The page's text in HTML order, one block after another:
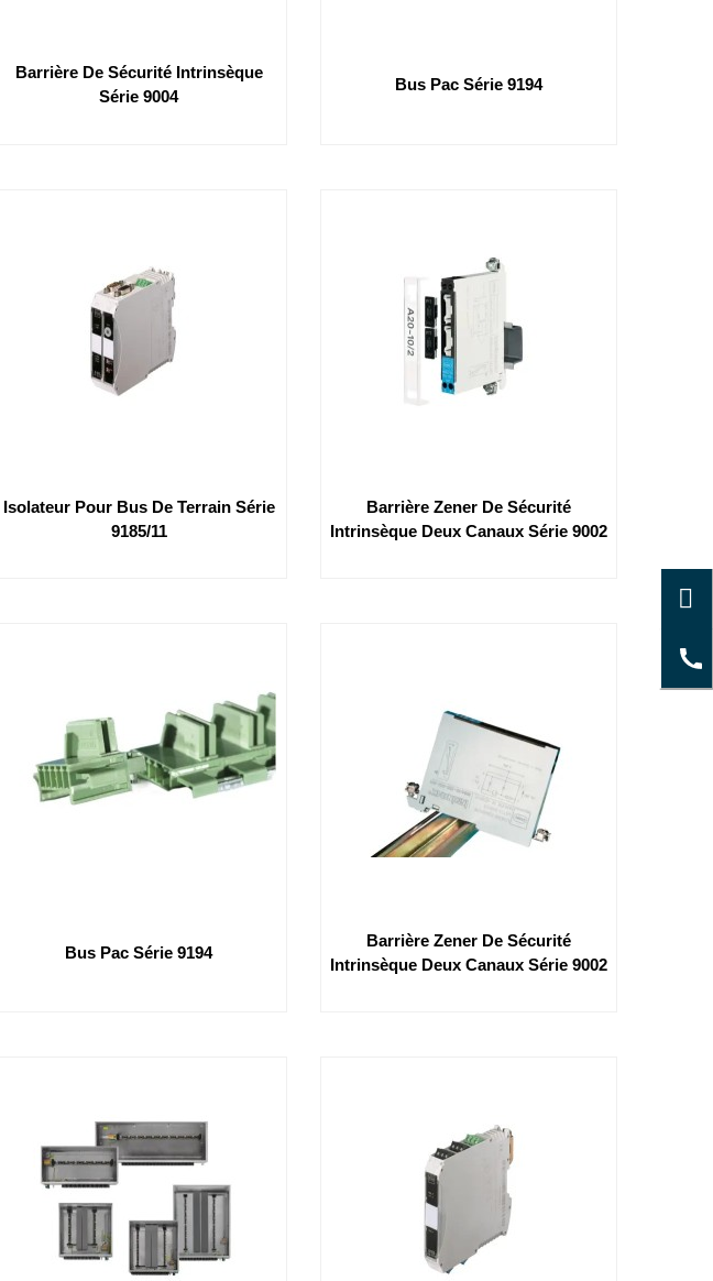
Barrière De Sécurité Intrinsèque
Série 9004
Bus Pac Série 9194
Isolateur Pour Bus De Terrain Série
9185/11
Barrière Zener De Sécurité
Intrinsèque Deux Canaux Série 9002
Bus Pac Série 9194
Barrière Zener De Sécurité
Intrinsèque Deux Canaux Série 9002